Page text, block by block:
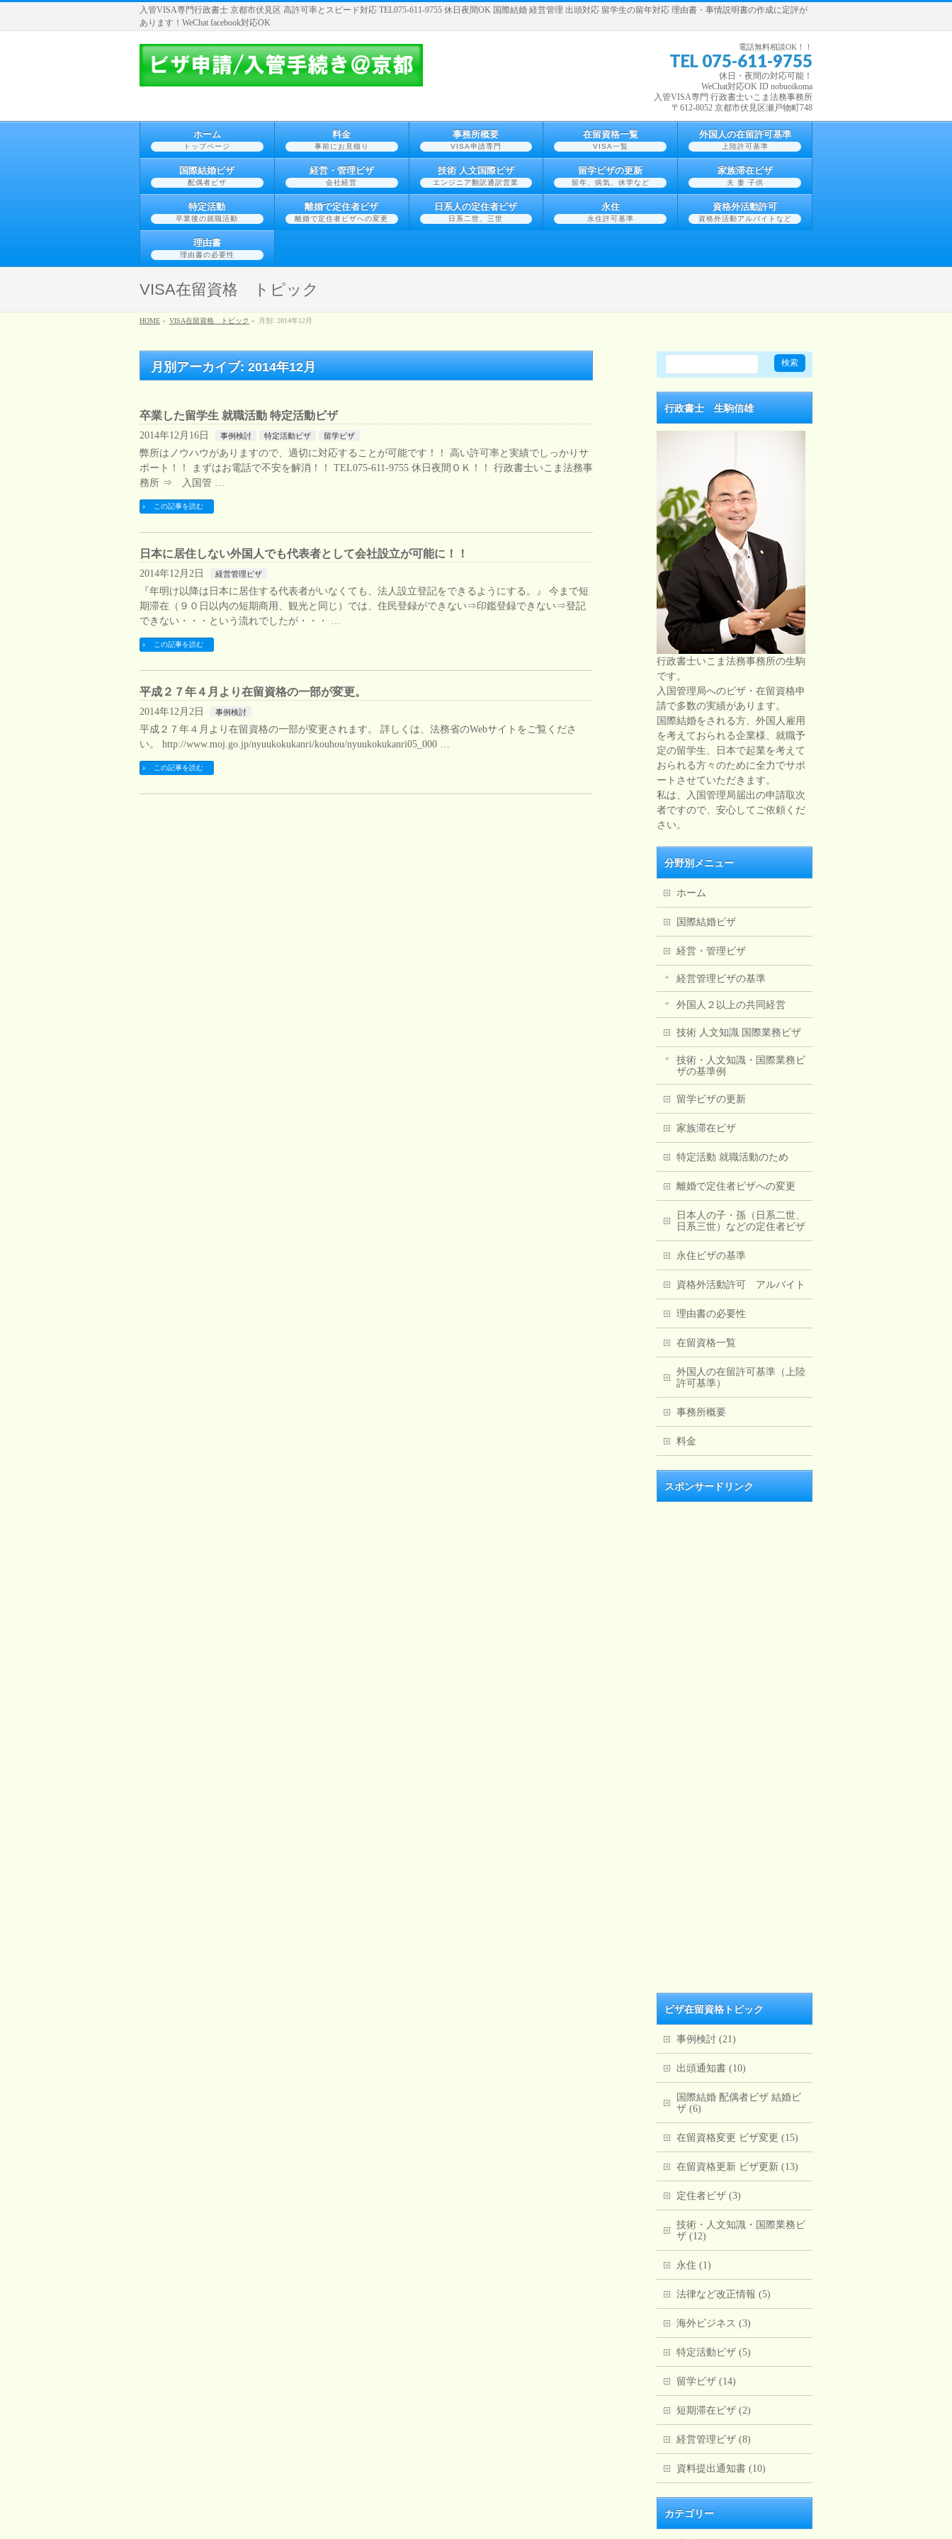
入管VISA専門行政書士 京都市伏見区 高許可率とスピード対応 TEL075-611-9755 休日夜間OK 国際結婚 経営管理 出頭対応 留学生の留年対応 理由書・事情説明書の作成に定評が
あります！WeChat facebook対応OK
電話無料相談OK！！
TEL 075-611-9755
休日・夜間の対応可能！
WeChat対応OK ID nobuoikoma
入管VISA専門 行政書士いこま法務事務所
〒612-8052 京都市伏見区瀬戸物町748
ホーム
トップページ
料金
事前にお見積り
事務所概要
VISA申請専門
在留資格一覧
VISA一覧
外国人の在留許可基準
上陸許可基準
国際結婚ビザ
配偶者ビザ
経営・管理ビザ
会社経営
技術 人文国際ビザ
エンジニア翻訳通訳営業
留学ビザの更新
留年、病気、休学など
家族滞在ビザ
夫 妻 子供
特定活動
卒業後の就職活動
離婚で定住者ビザ
離婚で定住者ビザへの変更
日系人の定住者ビザ
日系二世、三世
永住
永住許可基準
資格外活動許可
資格外活動アルバイトなど
理由書
理由書の必要性
VISA在留資格 トピック
HOME » VISA在留資格 トピック » 月別: 2014年12月
月別アーカイブ: 2014年12月
卒業した留学生 就職活動 特定活動ビザ
2014年12月16日 事例検討 特定活動ビザ 留学ビザ
弊所はノウハウがありますので、適切に対応することが可能です！！ 高い許可率と実績でしっかりサ
ポート！！ まずはお電話で不安を解消！！ TEL075-611-9755 休日夜間ＯＫ！！ 行政書士いこま法務事
務所 ⇒ 入国管 …
この記事を読む
日本に居住しない外国人でも代表者として会社設立が可能に！！
2014年12月2日 経営管理ビザ
『年明け以降は日本に居住する代表者がいなくても、法人設立登記をできるようにする。』 今まで短
期滞在（９０日以内の短期商用、観光と同じ）では、住民登録ができない⇒印鑑登録できない⇒登記
できない・・・という流れでしたが・・・ …
この記事を読む
平成２７年４月より在留資格の一部が変更。
2014年12月2日 事例検討
平成２７年４月より在留資格の一部が変更されます。 詳しくは、法務省のWebサイトをご覧くださ
い。 http://www.moj.go.jp/nyuukokukanri/kouhou/nyuukokukanri05_000 …
この記事を読む
行政書士 生駒信雄
行政書士いこま法務事務所の生駒
です。
入国管理局へのビザ・在留資格申
請で多数の実績があります。
国際結婚をされる方、外国人雇用
を考えておられる企業様、就職予
定の留学生、日本で起業を考えて
おられる方々のために全力でサポ
ートさせていただきます。
私は、入国管理局届出の申請取次
者ですので、安心してご依頼くだ
さい。
分野別メニュー
ホーム
国際結婚ビザ
経営・管理ビザ
経営管理ビザの基準
外国人２以上の共同経営
技術 人文知識 国際業務ビザ
技術・人文知識・国際業務ビ
ザの基準例
留学ビザの更新
家族滞在ビザ
特定活動 就職活動のため
離婚で定住者ビザへの変更
日本人の子・孫（日系二世、
日系三世）などの定住者ビザ
永住ビザの基準
資格外活動許可 アルバイト
理由書の必要性
在留資格一覧
外国人の在留許可基準（上陸
許可基準）
事務所概要
料金
スポンサードリンク
ビザ在留資格トピック
事例検討 (21)
出頭通知書 (10)
国際結婚 配偶者ビザ 結婚ビ
ザ (6)
在留資格変更 ビザ変更 (15)
在留資格更新 ビザ更新 (13)
定住者ビザ (3)
技術・人文知識・国際業務ビ
ザ (12)
永住 (1)
法律など改正情報 (5)
海外ビジネス (3)
特定活動ビザ (5)
留学ビザ (14)
短期滞在ビザ (2)
経営管理ビザ (8)
資料提出通知書 (10)
カテゴリー